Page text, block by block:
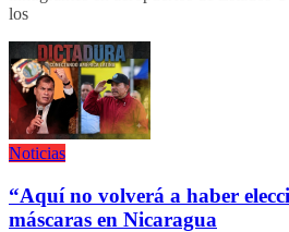
los
Noticias
“Aquí no volverá a haber
máscaras en Nicaragua